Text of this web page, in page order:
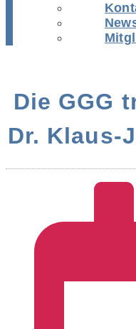
Die GGG
Dr. Klaus-